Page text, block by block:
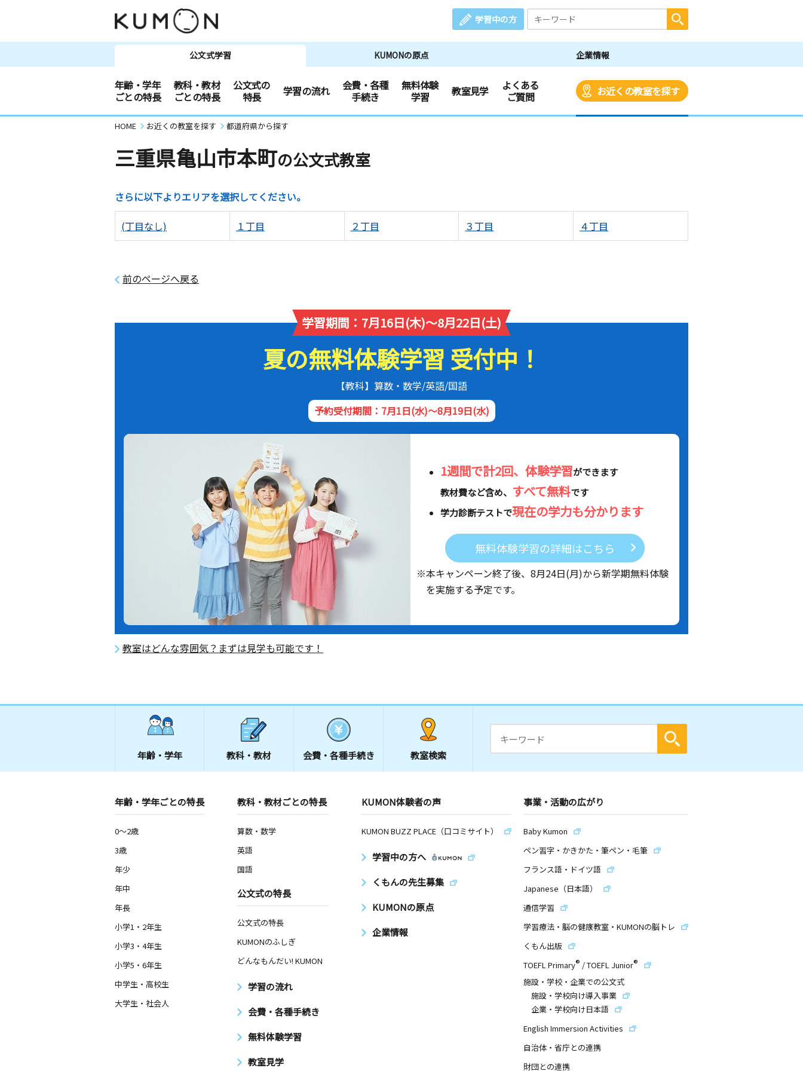
学習中の方
公文式学習 KUMONの原点 企業情報
年齢・学年
ごとの特長
教科・教材
ごとの特長
公文式の
特長
学習の流れ
会費・各種
手続き
無料体験
学習
教室見学
よくある
ご質問
お近くの教室を探す
HOME お近くの教室を探す 都道府県から探す
三重県亀山市本町の公文式教室
さらに以下よりエリアを選択してください。
(丁目なし) １丁目 ２丁目 ３丁目 ４丁目
前のページへ戻る
学習期間：7月16日(木)～8月22日(土)
夏の無料体験学習 受付中！
【教科】算数・数学/英語/国語
予約受付期間：7月1日(水)～8月19日(水)
1週間で計2回、体験学習ができます
教材費など含め、 すべて無料です
学力診断テストで現在の学力も分かります
無料体験学習の詳細はこちら
※本キャンペーン終了後、 8月24日(月)から新学期無料体験
を実施する予定です。
教室はどんな雰囲気？まずは見学も可能です！
年齢・学年 教科・教材 会費・ 各種手続き 教室検索
年齢・学年ごとの特長
0～2歳
3歳
年少
年中
年長
小学1・2年生
小学3・4年生
小学5・6年生
中学生・高校生
大学生・社会人
教科・教材ごとの特長
算数・数学
英語
国語
公文式の特長
公文式の特長
KUMONのふしぎ
どんなもんだい! KUMON
学習の流れ
会費・各種手続き
無料体験学習
教室見学
KUMON体験者の声
KUMON BUZZ PLACE（口コミサイト）
学習中の方へ
くもんの先生募集
KUMONの原点
企業情報
事業・活動の広がり
Baby Kumon
ペン習字・かきかた・筆ペン・毛筆
フランス語・ドイツ語
Japanese（日本語）
通信学習
学習療法・脳の健康教室・KUMONの脳トレ
くもん出版
TOEFL Primary® /TOEFL Junior®
施設・学校・企業での公文式
施設・学校向け導入事業
企業・学校向け日本語
English Immersion Activities
自治体・省庁との連携
財団との連携